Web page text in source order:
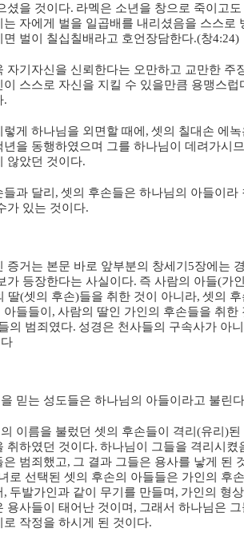
셨을 것이다. 라멕은 소년을 창으로 죽이고도
는 자에게 벌을 일곱배를 내리셨음을 스스로
면 벌이 칠십칠배라고 호언장담한다.(창4:24)
자기자신을 신뢰한다는 오만하고 교만한 주
이 스스로 자신을 지킬 수 있을만큼 용맹스럽
.
게 하나님을 외면할 때에 , 셋의 칠대손 에녹
을 동행하였으며 그를 하나님이 데려가시
않았던 것이다.
과 달리 , 셋의 후손들은 하나님의 아들이라
가 있는 것이다.
증거는 본문 바로 앞부분의 창세기 5장에는
가 등장한다는 사실이다. 즉 사람의 아들(가
딸(셋의 후손)들을 취한 것이 아니라, 셋의 후
들들이 , 사람의 딸인 가인의 후손들을 취한
의 범죄였다. 성경은 천사들의 구속사가 아
믿는 성도들은 하나님의 아들이라고 불린다
이름을 불렀던 셋의 후손들이 격리 (유리 )된
취하였던 것이다. 하나님이 그들을 격리시켰
은 범죄했고, 그 결과 그들은 용사를 낳게 된
로 선택된 셋의 후손의 아들들은 가인의 후
, 두발가인과 같이 무기를 만들며 , 가인의 형
용사들이 태어난 것이며 , 그래서 하나님은 그
로 작정을 하시게 된 것이다.